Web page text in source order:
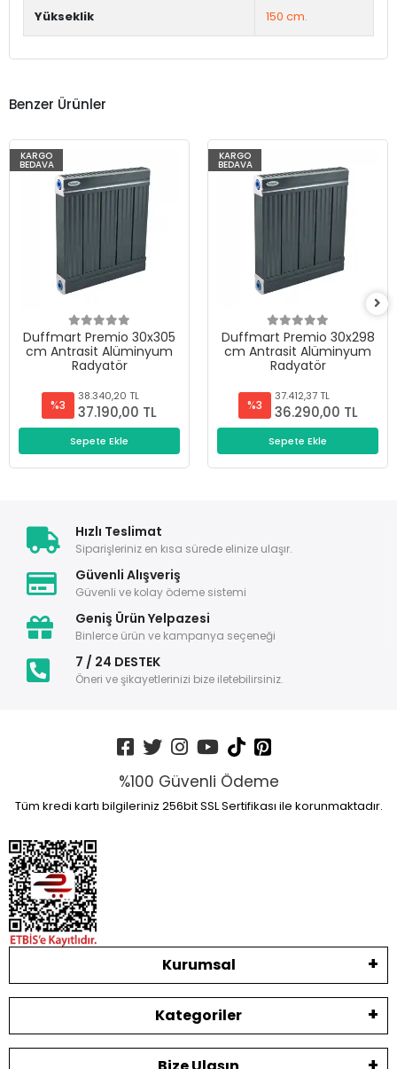
Yükseklik 150 cm.
Benzer Ürünler
KARGO
BEDAVA
Duffmart Premio 30x305
cm Antrasit Alüminyum
Radyatör
%3
38.340,20 TL
37.190,00 TL
Sepete Ekle
KARGO
BEDAVA
Duffmart Premio 30x298
cm Antrasit Alüminyum
Radyatör
%3
37.412,37 TL
36.290,00 TL
Sepete Ekle
Hızlı Teslimat
Siparişleriniz en kısa sürede elinize ulaşır.
Güvenli Alışveriş
Güvenli ve kolay ödeme sistemi
Geniş Ürün Yelpazesi
Binlerce ürün ve kampanya seçeneği
7 / 24 DESTEK
Öneri ve şikayetlerinizi bize iletebilirsiniz.
%100 Güvenli Ödeme
Tüm kredi kartı bilgileriniz 256bit SSL Sertifikası ile korunmaktadır.
Kurumsal
Kategoriler